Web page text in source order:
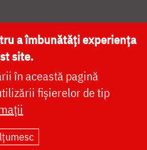
CATEDRALA NAȚIONALĂ
DOXOLOGIA MEDIA
a îmbunătăți experiența
site.
în această pagină
fișierelor de tip